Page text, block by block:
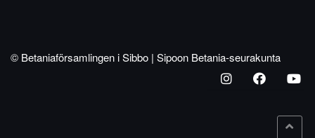
© Betaniaförsamlingen i Sibbo | Sipoon Betania-seurakunta